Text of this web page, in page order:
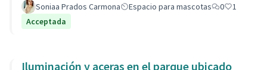
Soniaa Prados Carmona Espacio para mascotas 0
1
Acceptada
Iluminación y aceras en el parque ubicado